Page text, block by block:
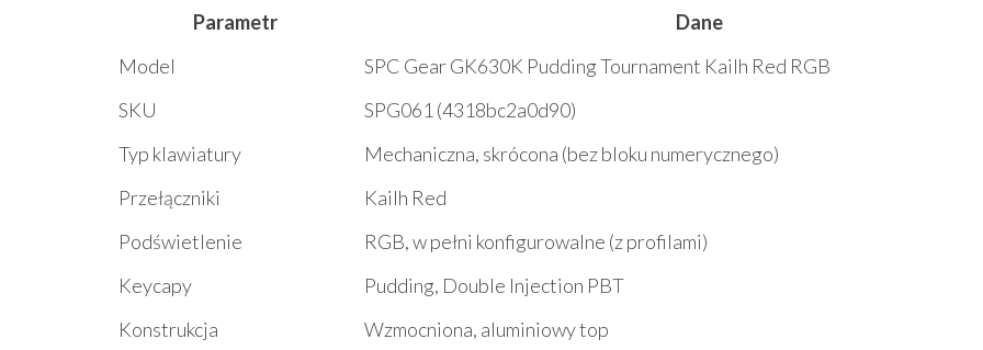
Parametr
Dane
Model
SPC Gear GK630K Pudding Tournament Kailh Red RGB
SKU
SPG061 (4318bc2a0d90)
Typ klawiatury
Mechaniczna, skrócona (bez bloku numerycznego)
Przełączniki
Kailh Red
Podświetlenie
RGB, w pełni konfigurowalne (z profilami)
Keycapy
Pudding, Double Injection PBT
Konstrukcja
Wzmocniona, aluminiowy top